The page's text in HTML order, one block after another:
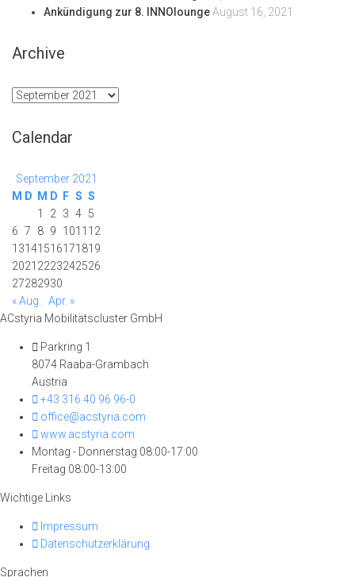
Ankündigung zur 8. INNOloungeAugust 16, 2021
Archive
Archive
Calendar
September 2021
M D M D F S S
1
2 3 4 5
6 7 8 9 1011 12
13141516171819
2021 2223242526
27282930
« Aug.
Apr. »
ACstyria Mobilitätscluster GmbH
Parkring 1
8074 Raaba-Grambach
Austria
+43 316 40 96 96-0
office@acstyria.com
www.acstyria.com
Montag - Donnerstag 08:00-17:00
Freitag 08:00-13:00
Wichtige Links
Impressum
Datenschutzerklärung
Sprachen